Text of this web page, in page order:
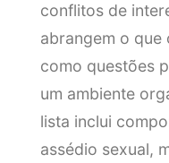
conflitos de
abrangem o que
como questões
um ambiente
lista inclui
assédio sexual,